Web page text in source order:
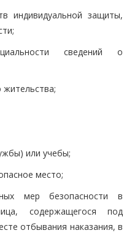
индивидуальной защиты,
сведений о
жительства;
или учебы;
место;
мер безопасности в
содержащегося под
отбывания наказания, в